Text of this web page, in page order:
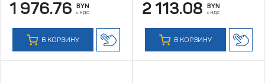
1 976.76 BYN
с НДС
В КОРЗИНУ
2 113.08 BYN
с НДС
В КОРЗИНУ